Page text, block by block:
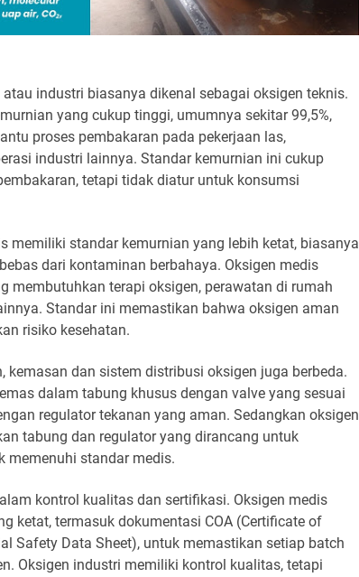
industri biasanya dikenal sebagai oksigen teknis.
yang cukup tinggi, umumnya sekitar 99,5%,
proses pembakaran pada pekerjaan las,
industri lainnya. Standar kemurnian ini cukup
tetapi tidak diatur untuk konsumsi
memiliki standar kemurnian yang lebih ketat, biasanya
dari kontaminan berbahaya. Oksigen medis
membutuhkan terapi oksigen, perawatan di rumah
Standar ini memastikan bahwa oksigen aman
risiko kesehatan.
kemasan dan sistem distribusi oksigen juga berbeda.
dalam tabung khusus dengan valve yang sesuai
regulator tekanan yang aman. Sedangkan oksigen
tabung dan regulator yang dirancang untuk
memenuhi standar medis.
kontrol kualitas dan sertifikasi. Oksigen medis
ketat, termasuk dokumentasi COA (Certificate of
Safety Data Sheet), untuk memastikan setiap batch
Oksigen industri memiliki kontrol kualitas, tetapi